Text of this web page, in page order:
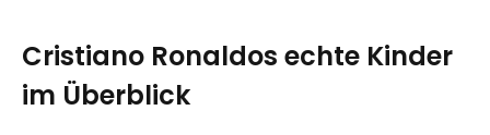
Cristiano Ronaldos echte Kinder
im Überblick